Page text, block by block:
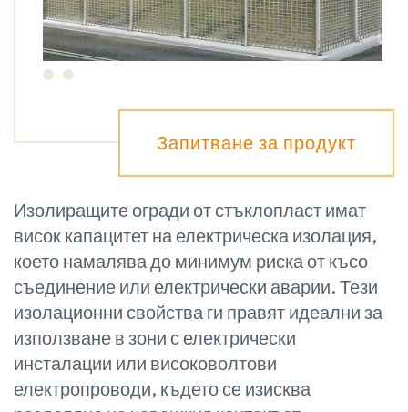
Запитване за продукт
Изолиращите огради от стъклопласт имат
висок капацитет на електрическа изолация,
което намалява до минимум риска от късо
съединение или електрически аварии. Тези
изолационни свойства ги правят идеални за
използване в зони с електрически
инсталации или високоволтови
електропроводи, където се изисква